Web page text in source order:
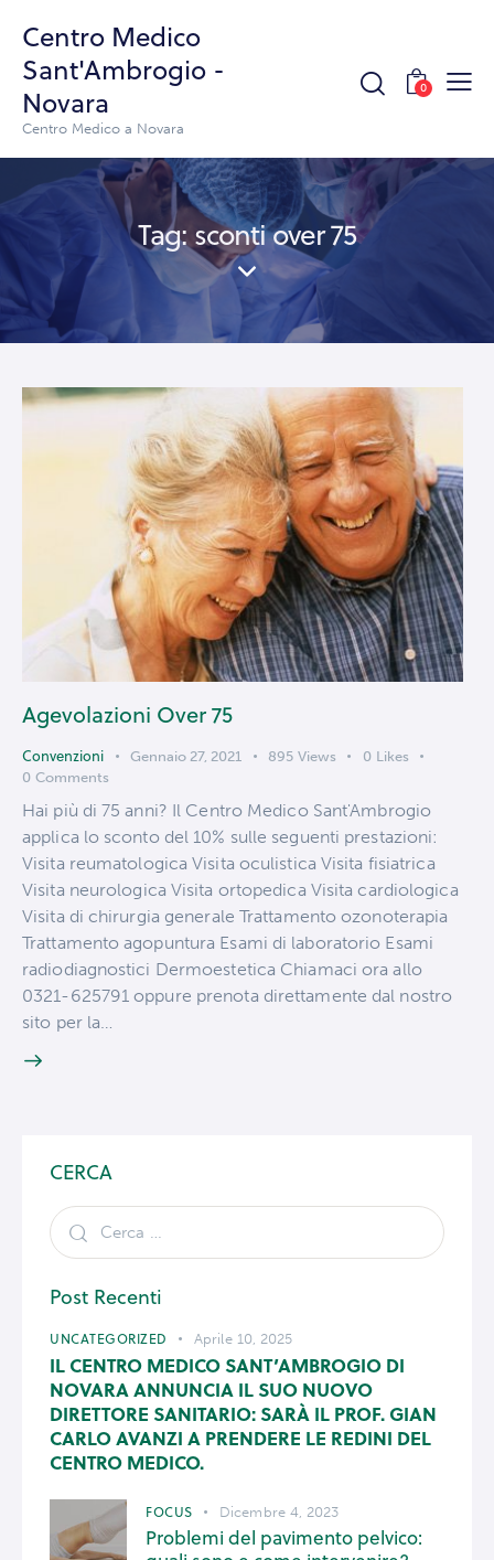
Centro Medico
Sant'Ambrogio -
Novara
Centro Medico a Novara
0
Tag: sconti over 75
Agevolazioni Over 75
Convenzioni Gennaio 27, 2021 895 Views 0 Likes
0 Comments
Hai più di 75 anni? Il Centro Medico Sant'Ambrogio
applica lo sconto del 10% sulle seguenti prestazioni:
Visita reumatologica Visita oculistica Visita fisiatrica
Visita neurologica Visita ortopedica Visita cardiologica
Visita di chirurgia generale Trattamento ozonoterapia
Trattamento agopuntura Esami di laboratorio Esami
radiodiagnostici Dermoestetica Chiamaci ora allo
0321-625791 oppure prenota direttamente dal nostro
sito per la…
CERCA
Post Recenti
UNCATEGORIZED Aprile 10, 2025
IL CENTRO MEDICO SANT’AMBROGIO DI
NOVARA ANNUNCIA IL SUO NUOVO
DIRETTORE SANITARIO: SARÀ IL PROF. GIAN
CARLO AVANZI A PRENDERE LE REDINI DEL
CENTRO MEDICO.
FOCUS Dicembre 4, 2023
Problemi del pavimento pelvico: